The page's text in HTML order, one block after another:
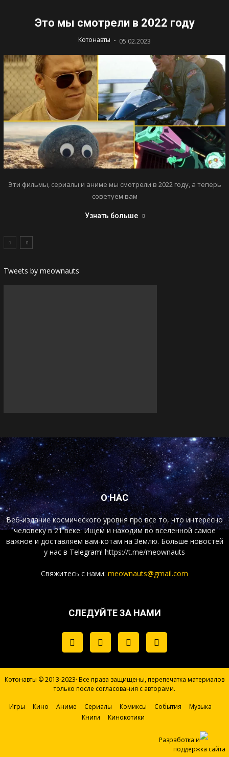
Это мы смотрели в 2022 году
Котонавты - 05.02.2023
Эти фильмы, сериалы и аниме мы смотрели в 2022 году, а теперь
советуем вам
Узнать больше
Tweets by meownauts
О НАС
Веб-издание космического уровня про все то, что интересно
человеку в 21 веке. Ищем и находим во вселенной самое
важное и доставляем вам-котам на Землю. Больше новостей
у нас в Telegram! https://t.me/meownauts
Свяжитесь с нами: meownauts@gmail.com
СЛЕДУЙТЕ ЗА НАМИ
Котонавты © 2013-2023· Все права защищены, перепечатка материалов
только после согласования с авторами.
Игры Кино Аниме Сериалы Комиксы События
Музыка
Книги
Кинокотики
Разработка и
поддержка сайта